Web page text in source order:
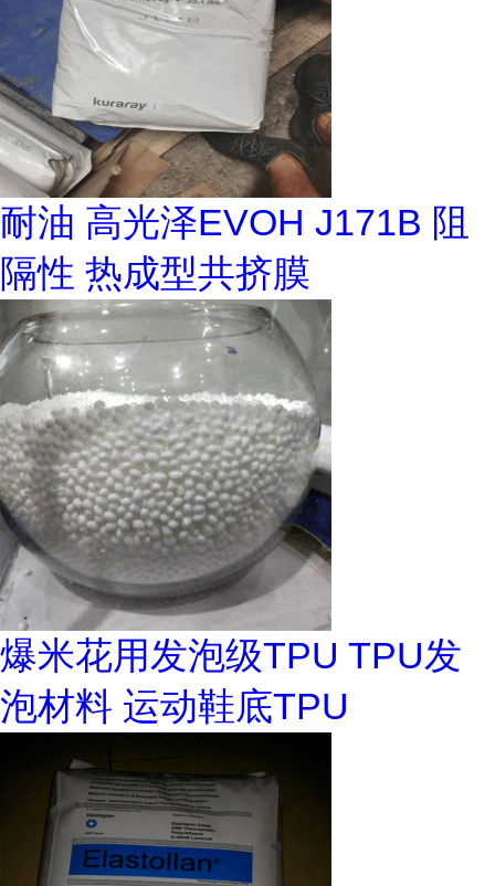
耐油 高光泽EVOH J171B 阻
隔性 热成型共挤膜
爆米花用发泡级TPU TPU发
泡材料 运动鞋底TPU